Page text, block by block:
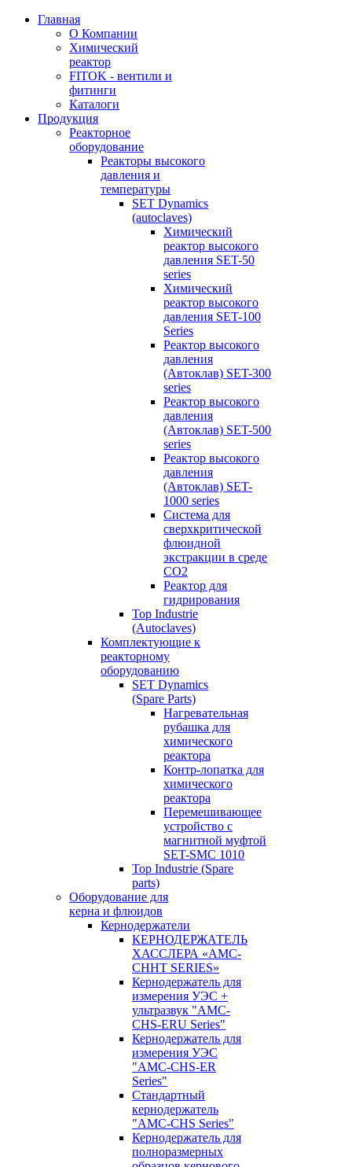
Главная
О Компании
Химический
реактор
FITOK - вентили и
фитинги
Каталоги
Продукция
Реакторное
оборудование
Реакторы высокого
давления и
температуры
SET Dynamics
(autoclaves)
Химический
реактор высокого
давления SET-50
series
Химический
реактор высокого
давления SET-100
Series
Реактор высокого
давления
(Автоклав) SET-300
series
Реактор высокого
давления
(Автоклав) SET-500
series
Реактор высокого
давления
(Автоклав) SET-
1000 series
Система для
сверхкритической
флюидной
экстракции в среде
СО2
Реактор для
гидрирования
Top Industrie
(Autoclaves)
Комплектующие к
реакторному
оборудованию
SET Dynamics
(Spare Parts)
Нагревательная
рубашка для
химического
реактора
Контр-лопатка для
химического
реактора
Перемешивающее
устройство с
магнитной муфтой
SET-SMC 1010
Top Industrie (Spare
parts)
Оборудование для
керна и флюидов
Кернодержатели
КЕРНОДЕРЖАТЕЛЬ
ХАССЛЕРА «AMC-
CHHT SERIES»
Кернодержатель для
измерения УЭС +
ультразвук "AMC-
CHS-ERU Series"
Кернодержатель для
измерения УЭС
"AMC-CHS-ER
Series"
Стандартный
кернодержатель
"AMC-CHS Series"
Кернодержатель для
полноразмерных